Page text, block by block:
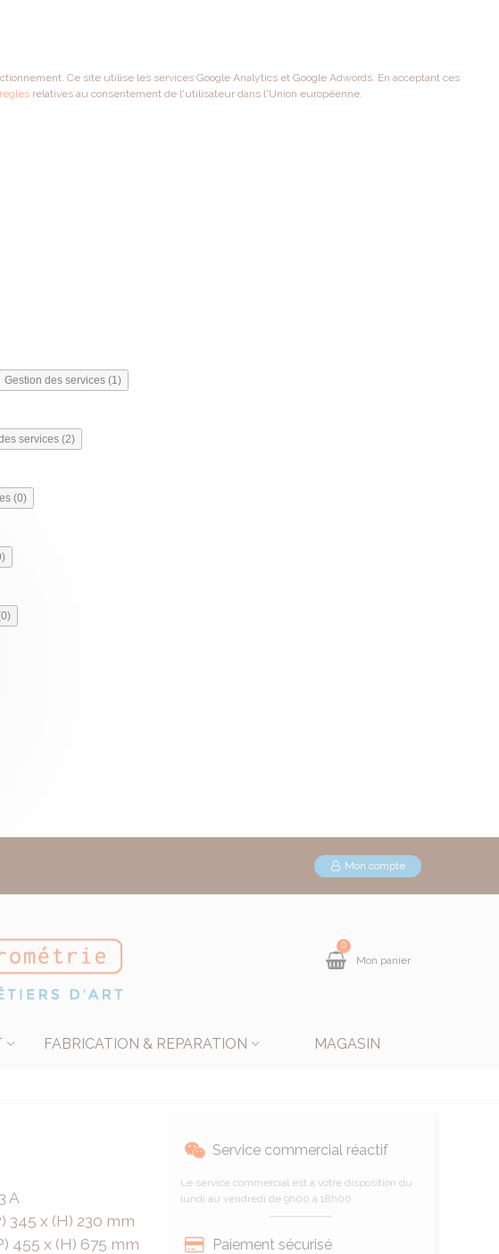
Ce site utilise les services Google Analytics et Google Adwords. En acceptant ces
relatives au consentement de l'utilisateur dans l'Union européenne.
Gestion des services (1)
services (2)
(0)
Mon compte
0
Mon panier
FABRICATION & REPARATION MAGASIN
A
345 x (H) 230 mm
455 x (H) 675 mm
Service commercial réactif
Le service commercial est à votre disposition du
lundi au vendredi de 9h00 à 18h00
Paiement sécurisé